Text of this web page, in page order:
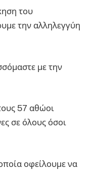
του
την αλληλεγγύη
με την
57 αθώοι
σε όλους όσοι
οφείλουμε να